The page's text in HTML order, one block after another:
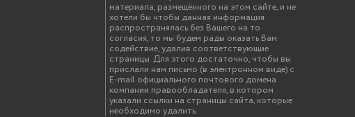
материала, размещённого на этом сайте, и не
хотели бы чтобы данная информация
распространялась без Вашего на то
согласия, то мы будем рады оказать Вам
содействие, удалив соответствующие
страницы. Для этого достаточно, чтобы вы
прислали нам письмо (в электронном виде) с
E-mail официального почтового домена
компании правообладателя, в котором
указали ссылки на страницы сайта, которые
необходимо удалить.